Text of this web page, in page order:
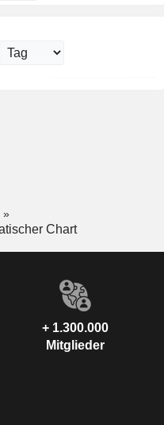
Chart
+ 1.300.000
Mitglieder